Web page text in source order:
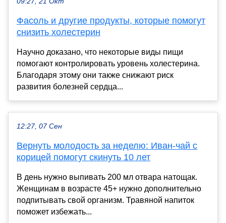
Фасоль и другие продукты, которые помогут
снизить холестерин
Научно доказано, что некоторые виды пищи
помогают контролировать уровень холестерина.
Благодаря этому они также снижают риск
развития болезней сердца...
12:27, 07 Сен
Вернуть молодость за неделю: Иван-чай с
корицей помогут скинуть 10 лет
В день нужно выпивать 200 мл отвара натощак.
Женщинам в возрасте 45+ нужно дополнительно
подпитывать свой организм. Травяной напиток
поможет избежать...